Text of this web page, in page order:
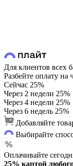
Для клиентов всех
Разбейте оплату на
Сейчас 25%
Через 2 недели 25%
Через 4 недели 25%
Через 6 недель 25%
Добавляйте
Выбирайте
Оплачивайте
25% картой